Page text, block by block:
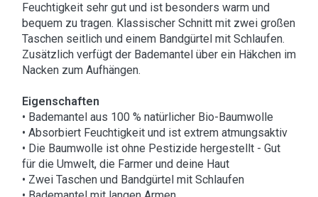
Feuchtigkeit sehr gut und ist besonders warm und
bequem zu tragen. Klassischer Schnitt mit zwei großen
Taschen seitlich und einem Bandgürtel mit Schlaufen.
Zusätzlich verfügt der Bademantel über ein Häkchen im
Nacken zum Aufhängen.
Eigenschaften
• Bademantel aus 100 % natürlicher Bio-Baumwolle
• Absorbiert Feuchtigkeit und ist extrem atmungsaktiv
• Die Baumwolle ist ohne Pestizide hergestellt - Gut
für die Umwelt, die Farmer und deine Haut
• Zwei Taschen und Bandgürtel mit Schlaufen